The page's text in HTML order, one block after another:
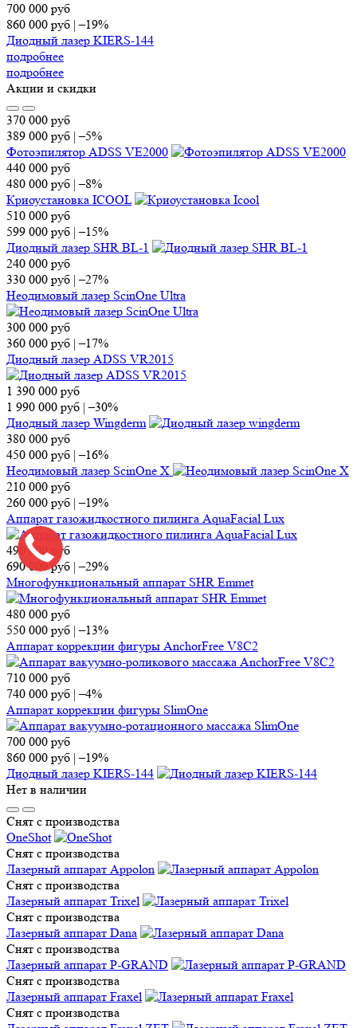
700 000 руб
860 000 руб |–19%
Диодный лазер KIERS-144
подробнее
подробнее
Акции и скидки
370 000 руб
389 000 руб |–5%
Фотоэпилятор ADSS VE2000
440 000 руб
480 000 руб |–8%
Криоустановка ICOOL
510 000 руб
599 000 руб |–15%
Диодный лазер SHR BL-1
240 000 руб
330 000 руб |–27%
Неодимовый лазер ScinOne Ultra
300 000 руб
360 000 руб |–17%
Диодный лазер ADSS VR2015
1 390 000 руб
1 990 000 руб |–30%
Диодный лазер Wingderm
380 000 руб
450 000 руб |–16%
Неодимовый лазер ScinOne X
210 000 руб
260 000 руб |–19%
Аппарат газожидкостного пилинга AquaFacial Lux
490 000 руб
690 000руб |–29%
Многофункциональный аппарат SHR Emmet
480 000 руб
550 000 руб |–13%
Аппарат коррекции фигуры AnchorFree V8C2
710 000 руб
740 000 руб |–4%
Аппарат коррекции фигуры SlimOne
700 000 руб
860 000 руб |–19%
Диодный лазер KIERS-144
Нет в наличии
Снят с производства
OneShot
Снят с производства
Лазерный аппарат Appolon
Снят с производства
Лазерный аппарат Trixel
Снят с производства
Лазерный аппарат Dana
Снят с производства
Лазерный аппарат P-GRAND
Снят с производства
Лазерный аппарат Fraxel
Снят с производства